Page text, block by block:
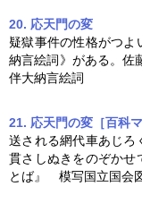
20. 応天門の変
疑獄事件の性格がつよ
納言絵詞》がある。
伴大納言絵詞
21. 応天門の変［百科
送される網代車あじろ
貫さしぬきをのぞかせ
とば』 模写国立国会